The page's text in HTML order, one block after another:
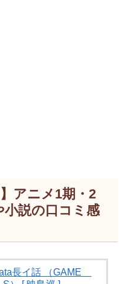
アニメ1期・2
小説の口コミ感
長イ話 （GAME